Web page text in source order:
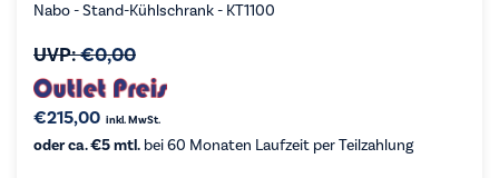
Nabo - Stand-Kühlschrank - KT1100
UVP:€0,00
€215,00 inkl. MwSt.
oder ca. €5 mtl. bei 60 Monaten Laufzeit per Teilzahlung